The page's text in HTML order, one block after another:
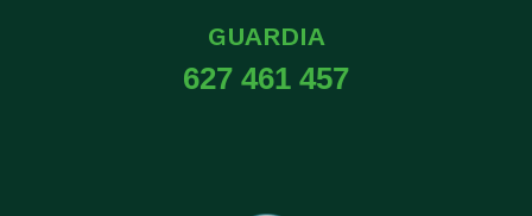
GUARDIA
627 461 457